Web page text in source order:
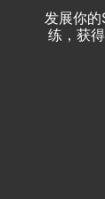
发展你
练，获